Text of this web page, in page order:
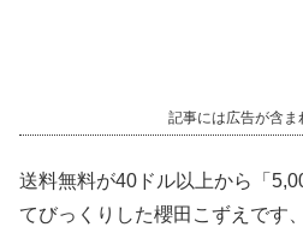
記事には広告が含ま
送料無料が40ドル以上から「
てびっくりした櫻田こずえです